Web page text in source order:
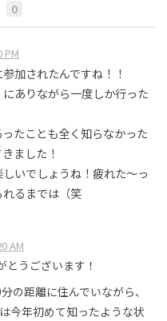
0
PM
加されたんですね！！
ありながら一度しか行った
たことも全く知らなかった
ました！
いでしょうね！疲れた〜っ
るまでは（笑
AM
とうございます！
の距離に住んでいながら、
今年初めて知ったような状